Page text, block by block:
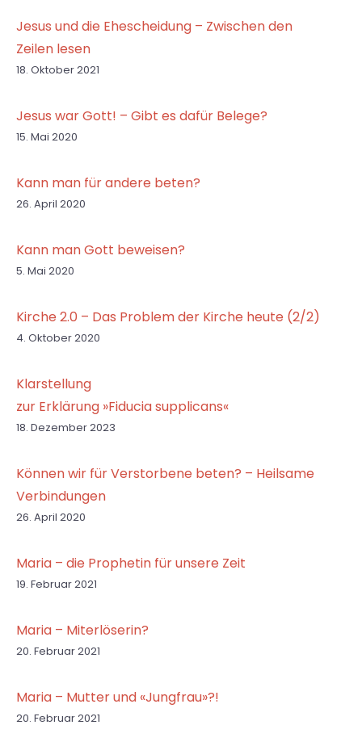
Jesus und die Ehescheidung – Zwischen den
Zeilen lesen
18. Oktober 2021
Jesus war Gott! – Gibt es dafür Belege?
15. Mai 2020
Kann man für andere beten?
26. April 2020
Kann man Gott beweisen?
5. Mai 2020
Kirche 2.0 – Das Problem der Kirche heute (2/2)
4. Oktober 2020
Klarstellung
zur Erklärung »Fiducia supplicans«
18. Dezember 2023
Können wir für Verstorbene beten? – Heilsame
Verbindungen
26. April 2020
Maria – die Prophetin für unsere Zeit
19. Februar 2021
Maria – Miterlöserin?
20. Februar 2021
Maria – Mutter und «Jungfrau»?!
20. Februar 2021